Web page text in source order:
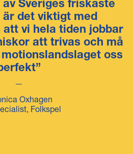
Sveriges friskaste
är det viktigt med
vi hela tiden jobbar
att trivas och må
oss
Oxhagen
Folkspel